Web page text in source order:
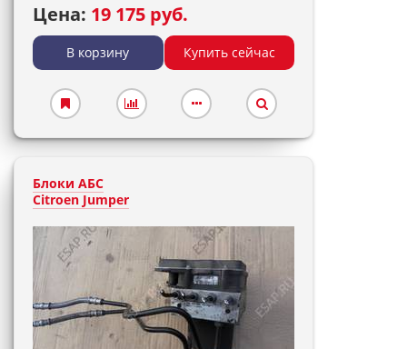
Цена: 19 175 руб.
В корзину Купить сейчас
Блоки АБС
Citroen Jumper